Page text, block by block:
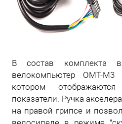
В состав комплекта
велокомпьютер OMT-
котором
показатели. Ручка
на правой грипсе и